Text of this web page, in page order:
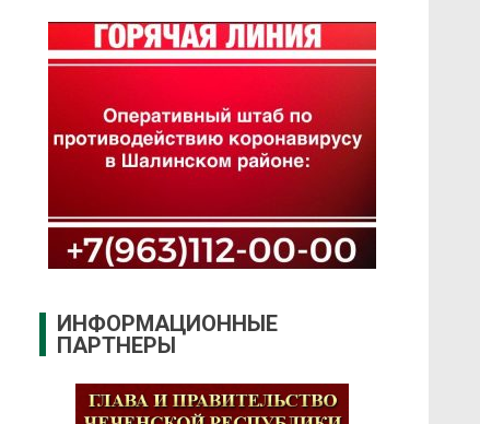
ИНФОРМАЦИОННЫЕ
ПАРТНЕРЫ